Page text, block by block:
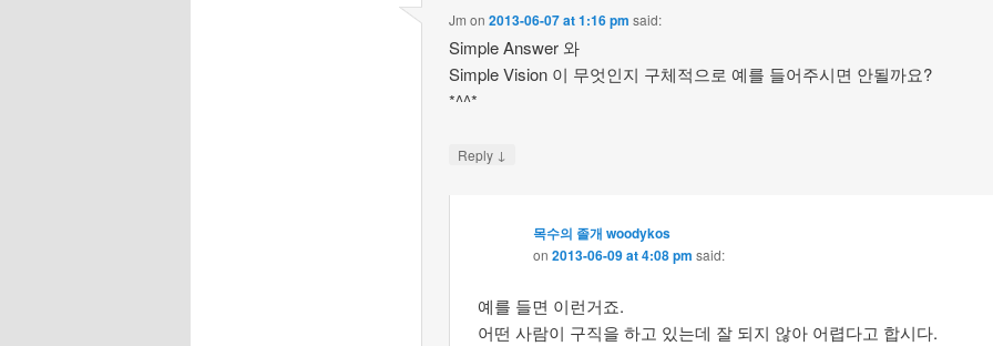
Jm on2013-06-07 at 1:16 pm said:
Simple Answer 와
Simple Vision 이 무엇인지 구체적으로 예를 들어주시면 안될까요?
*^^*
Reply ↓
목수의 졸개 woodykos
on 2013-06-09 at 4:08 pm said:
예를 들면 이런거죠.
어떤 사람이 구직을 하고 있는데 잘 되지 않아 어렵다고 합시다.